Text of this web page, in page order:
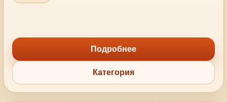
Подробнее
Категория